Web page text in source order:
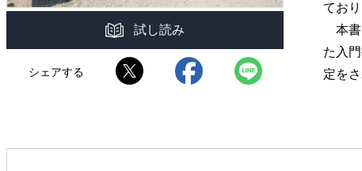
試し読み
シェアする
てお
本書
た入
定を